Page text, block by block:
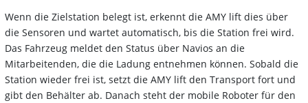
Wenn die Zielstation belegt ist, erkennt die AMY lift dies über
die Sensoren und wartet automatisch, bis die Station frei wird.
Das Fahrzeug meldet den Status über Navios an die
Mitarbeitenden, die die Ladung entnehmen können. Sobald die
Station wieder frei ist, setzt die AMY lift den Transport fort und
gibt den Behälter ab. Danach steht der mobile Roboter für den